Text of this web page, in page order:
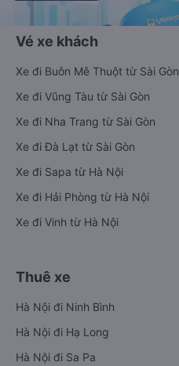
Vé xe khách
Xe đi Buôn Mê Thuột từ Sài Gòn
Xe đi Vũng Tàu từ Sài Gòn
Xe đi Nha Trang từ Sài Gòn
Xe đi Đà Lạt từ Sài Gòn
Xe đi Sapa từ Hà Nội
Xe đi Hải Phòng từ Hà Nội
Xe đi Vinh từ Hà Nội
Thuê xe
Hà Nội đi Ninh Bình
Hà Nội đi Hạ Long
Hà Nội đi Sa Pa